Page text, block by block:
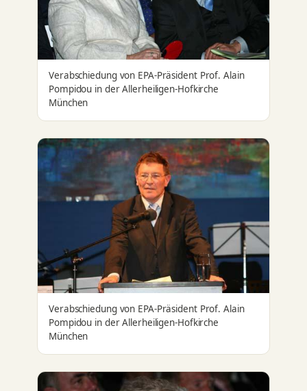
Verabschiedung von EPA-Präsident Prof. Alain
Pompidou in der Allerheiligen-Hofkirche
München
Verabschiedung von EPA-Präsident Prof. Alain
Pompidou in der Allerheiligen-Hofkirche
München